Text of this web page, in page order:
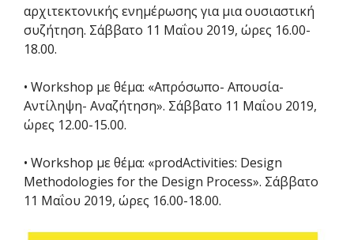
αρχιτεκτονικής ενημέρωσης για μια ουσιαστική
συζήτηση. Σάββατο 11 Μαΐου 2019, ώρες 16.00-
18.00.
• Workshop με θέμα: «Απρόσωπο- Απουσία-
Αντίληψη- Αναζήτηση». Σάββατο 11 Μαΐου 2019,
ώρες 12.00-15.00.
• Workshop με θέμα: «prodActivities: Design
Methodologies for the Design Process». Σάββατο
11 Μαΐου 2019, ώρες 16.00-18.00.